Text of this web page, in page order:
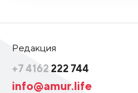
Редакция
+7 4162 222 744
info@amur.life